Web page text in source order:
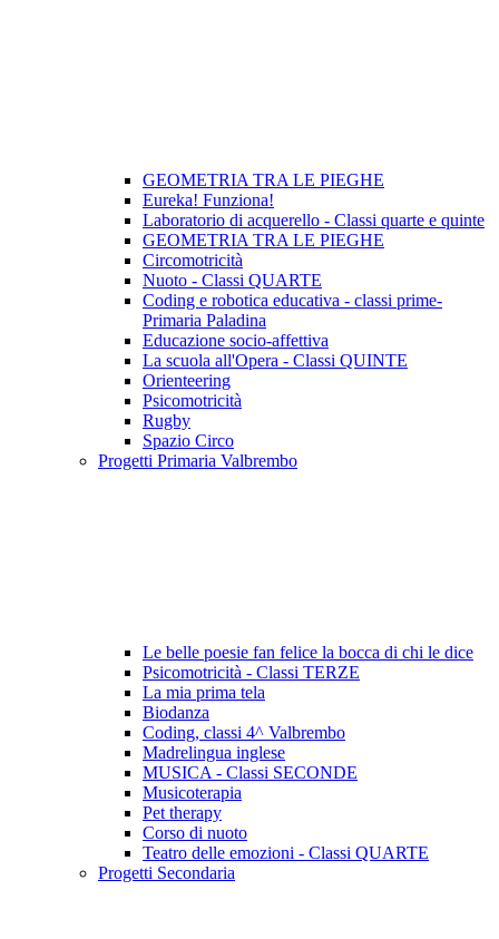
GEOMETRIA TRA LE PIEGHE
Eureka! Funziona!
Laboratorio di acquerello - Classi quarte e quinte
GEOMETRIA TRA LE PIEGHE
Circomotricità
Nuoto - Classi QUARTE
Coding e robotica educativa - classi prime-
Primaria Paladina
Educazione socio-affettiva
La scuola all'Opera - Classi QUINTE
Orienteering
Psicomotricità
Rugby
Spazio Circo
Progetti Primaria Valbrembo
Le belle poesie fan felice la bocca di chi le dice
Psicomotricità - Classi TERZE
La mia prima tela
Biodanza
Coding, classi 4^ Valbrembo
Madrelingua inglese
MUSICA - Classi SECONDE
Musicoterapia
Pet therapy
Corso di nuoto
Teatro delle emozioni - Classi QUARTE
Progetti Secondaria